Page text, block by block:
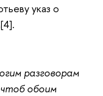
указ о
разговорам
обоим